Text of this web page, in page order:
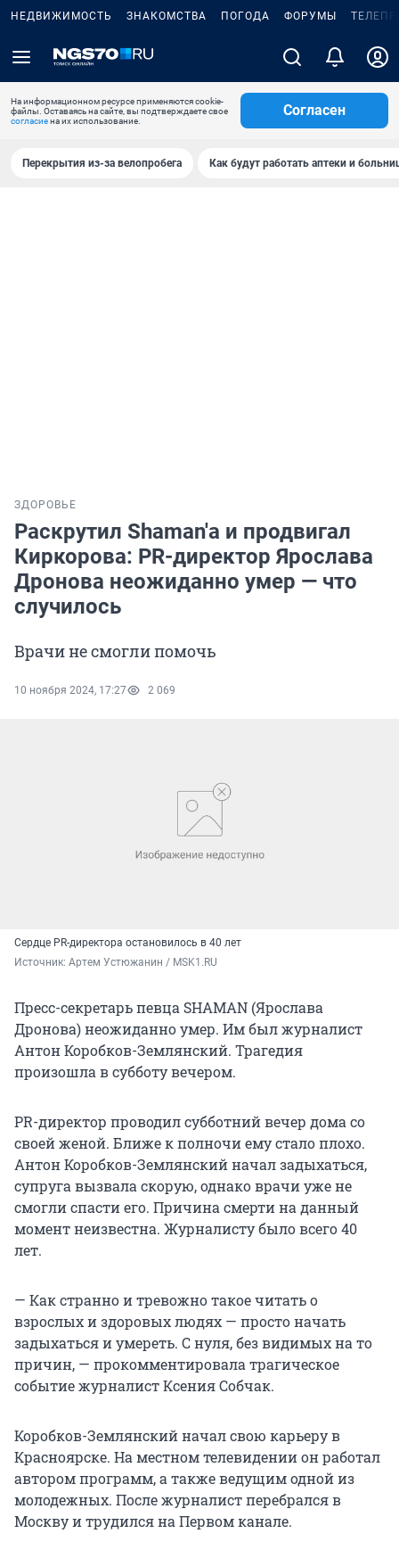
НЕДВИЖИМОСТЬ ЗНАКОМСТВА ПОГОДА ФОРУМЫ
На информационном ресурсе применяются cookie-
файлы. Оставаясь на сайте, вы подтверждаете свое
согласиена их использование.
Согласен
Перекрытия из-за велопробега Как будут работать аптеки и
ЗДОРОВЬЕ
Раскрутил Shaman'а и продвигал
Киркорова: PR-директор Ярослава
Дронова неожиданно умер — что
случилось
Врачи не смогли помочь
10 ноября 2024, 17:27 2 069
Сердце PR-директора остановилось в 40 лет
Источник: Артем Устюжанин / MSK1.RU
Пресс-секретарь певца SHAMAN (Ярослава
Дронова) неожиданно умер. Им был журналист
Антон Коробков-Землянский. Трагедия
произошла в субботу вечером.
PR-директор проводил субботний вечер дома со
своей женой. Ближе к полночи ему стало плохо.
Антон Коробков-Землянский начал задыхаться,
супруга вызвала скорую, однако врачи уже не
смогли спасти его. Причина смерти на данный
момент неизвестна. Журналисту было всего 40
лет.
— Как странно и тревожно такое читать о
взрослых и здоровых людях — просто начать
задыхаться и умереть. С нуля, без видимых на то
причин, — прокомментировала трагическое
событие журналист Ксения Собчак.
Коробков-Землянский начал свою карьеру в
Красноярске. На местном телевидении он работал
автором программ, а также ведущим одной из
молодежных. После журналист перебрался в
Москву и трудился на Первом канале.